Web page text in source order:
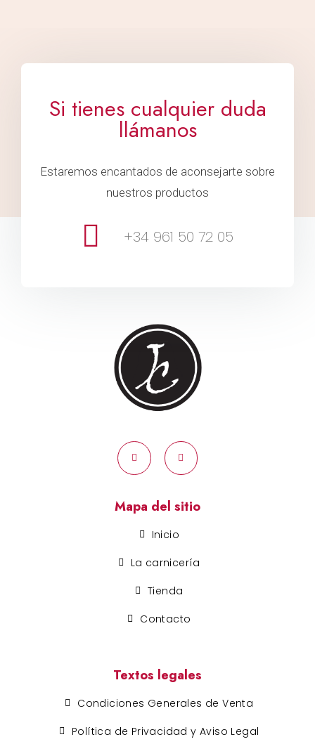
Si tienes cualquier duda
llámanos
Estaremos encantados de aconsejarte sobre
nuestros productos
+34 961 50 72 05
Mapa del sitio
Inicio
La carnicería
Tienda
Contacto
Textos legales
Condiciones Generales de Venta
Política de Privacidad y Aviso Legal